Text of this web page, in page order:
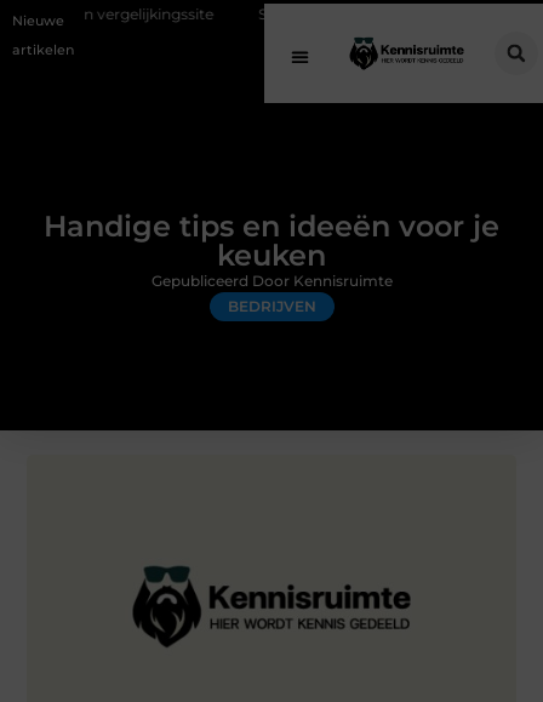
Nieuwe
artikelen
Schenking aan een goed doel: waarom geven
Handige tips en ideeën voor je
keuken
BEDRIJVEN
Gepubliceerd Door Kennisruimte